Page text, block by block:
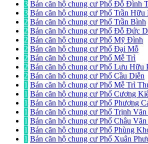
3 Bán căn hộ chung cư Phố Đỗ Đình
3 Bán căn hộ chung cư Phố Trần Hữu
2 Bán căn hộ chung cư Phố Trần Bình
2 Bán căn hộ chung cư Phố Đỗ Đức
2 Bán căn hộ chung cư Phố Mỹ Đình
2 Bán căn hộ chung cư Phố Đại Mỗ
2 Bán căn hộ chung cư Phố Mễ Trì
2 Bán căn hộ chung cư Phố Lưu Hữu
2 Bán căn hộ chung cư Phố Cầu Diễn
1 Bán căn hộ chung cư Phố Mễ Trì
1 Bán căn hộ chung cư Phố Cương
1 Bán căn hộ chung cư Phố Phương
1 Bán căn hộ chung cư Phố Trịnh
1 Bán căn hộ chung cư Phố Châu
1 Bán căn hộ chung cư Phố Phùng
1 Bán căn hộ chung cư Phố Xuân